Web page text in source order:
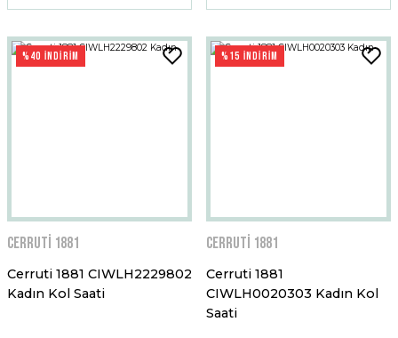
%40 İNDİRİM
Cerruti 1881
Cerruti 1881 CIWLH2229802
Kadın Kol Saati
%15 İNDİRİM
Cerruti 1881
Cerruti 1881
CIWLH0020303 Kadın Kol
Saati